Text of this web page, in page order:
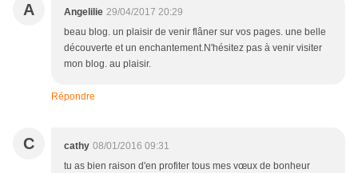
A Angelilie 29/04/2017 20:29
beau blog. un plaisir de venir flâner sur vos pages. une belle
découverte et un enchantement.N'hésitez pas à venir visiter
mon blog. au plaisir.
Répondre
C cathy 08/01/2016 09:31
tu as bien raison d'en profiter tous mes vœux de bonheur